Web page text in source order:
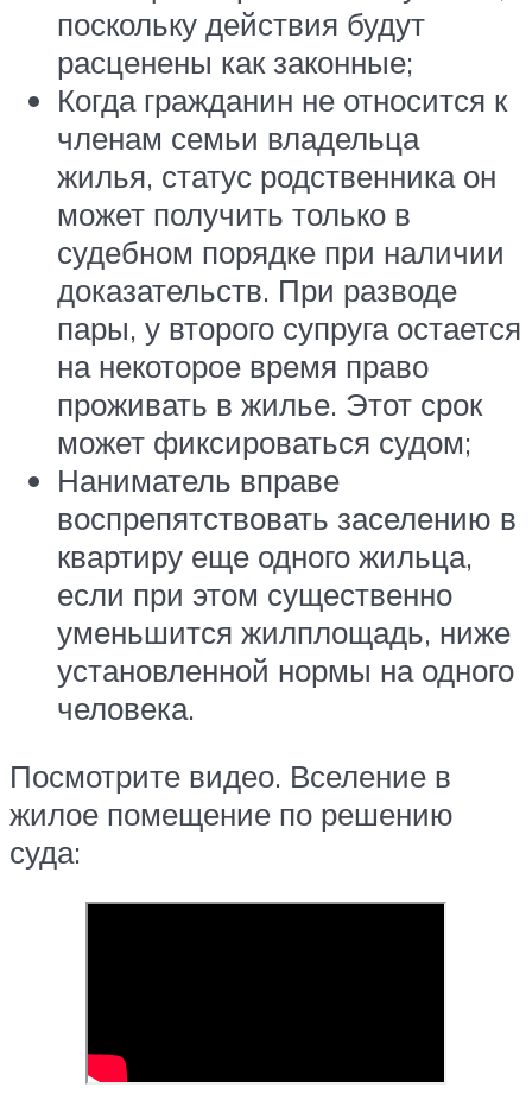
поскольку действия будут
расценены как законные;
Когда гражданин не относится к
членам семьи владельца
жилья, статус родственника он
может получить только в
судебном порядке при наличии
доказательств. При разводе
пары, у второго супруга остается
на некоторое время право
проживать в жилье. Этот срок
может фиксироваться судом;
Наниматель вправе
воспрепятствовать заселению в
квартиру еще одного жильца,
если при этом существенно
уменьшится жилплощадь, ниже
установленной нормы на одного
человека.
Посмотрите видео. Вселение в
жилое помещение по решению
суда: